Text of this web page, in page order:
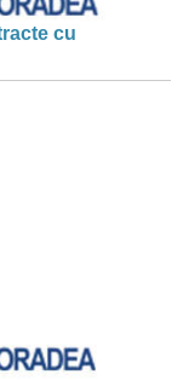
cu